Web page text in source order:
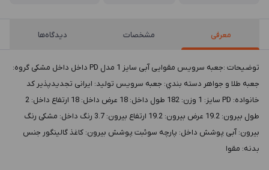
معرفی مشخصات دیدگاه‌ها
توضيحات :جعبه سرویس مقوایی آبی سایز 1 مدل PD داخل داخل مشکی گروه:
جعبه طلا و جواهر دسته بندي: جعبه سرویس توليد: ایرانی تجدیدپذیر کد
خانواده: PD سايز: 1 وزن: 182 طول داخل: 18 عرض داخل: 18 ارتفاع داخل: 2
طول بيرون: 19.2 عرض بيرون: 19.2 ارتفاع بيرون: 3.7 رنگ داخل: مشکی رنگ
بيرون: آبی پوشش داخل: پارچه سوئبت پوشش بيرون: کاغذ گالینگور جنس
بدنه: مقوا